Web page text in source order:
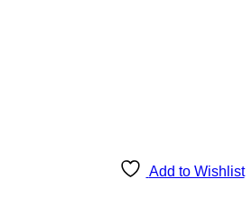
Add to Wishlist